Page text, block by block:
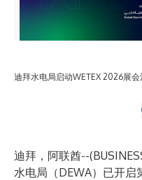
迪拜水电局启动WETEX 2026展会
迪拜，阿联酋--(
水电局（DEWA）已开启